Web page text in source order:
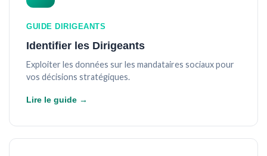
GUIDE DIRIGEANTS
Identifier les Dirigeants
Exploiter les données sur les mandataires sociaux pour
vos décisions stratégiques.
Lire le guide →